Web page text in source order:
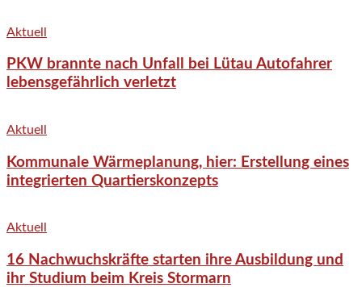
Aktuell
PKW brannte nach Unfall bei Lütau Autofahrer
lebensgefährlich verletzt
Aktuell
Kommunale Wärmeplanung, hier: Erstellung eines
integrierten Quartierskonzepts
Aktuell
16 Nachwuchskräfte starten ihre Ausbildung und
ihr Studium beim Kreis Stormarn